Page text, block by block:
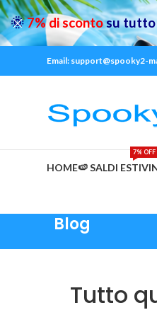
Email: support@spooky2-
HOME🍉 SALDI ESTIVI
7% OFF
Blog
Tutto
🌞7% di scontosu tutto